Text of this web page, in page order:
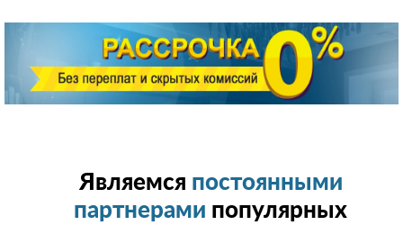
Являемся постоянными
партнерами популярных